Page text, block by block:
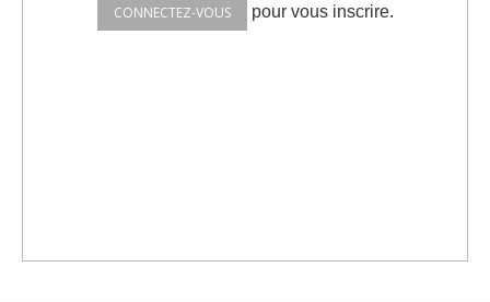
CONNECTEZ-VOUS pour vous inscrire.